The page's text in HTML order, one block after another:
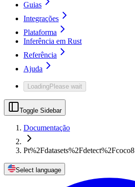
Guias
Integrações
Plataforma
Inferência em Rust
Referência
Ajuda
LoadingPlease wait
Toggle Sidebar
Documentação
Pt%2Fdatasets%2Fdetect%2Fcoco8
Select language